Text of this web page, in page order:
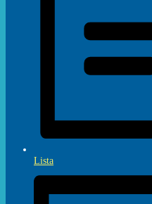
Lista